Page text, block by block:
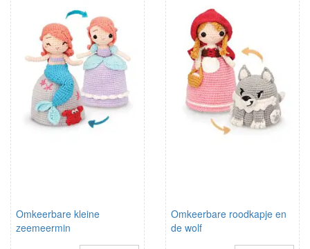
Omkeerbare kleine
zeemeermin
Omkeerbare roodkapje en
de wolf